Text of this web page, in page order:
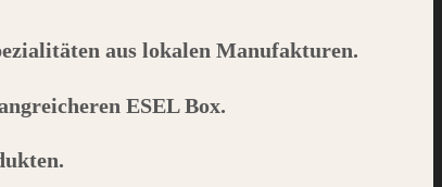
aus lokalen Manufakturen.
ESELBox.